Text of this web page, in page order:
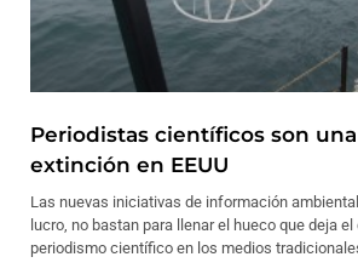
Periodistas científicos son
extinción en EEUU
Las nuevas iniciativas de información
lucro, no bastan para llenar el hueco que deja
periodismo científico en los medios